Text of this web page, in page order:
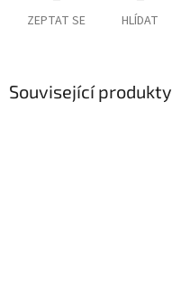
ZEPTAT SE HLÍDAT
Související produkty